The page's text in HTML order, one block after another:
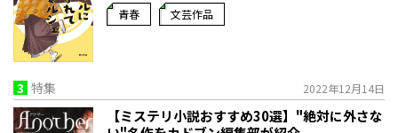
青春 文芸作品
3 特集 2022年12月14日
【ミステリ小説おすすめ30選】"絶対に外さな